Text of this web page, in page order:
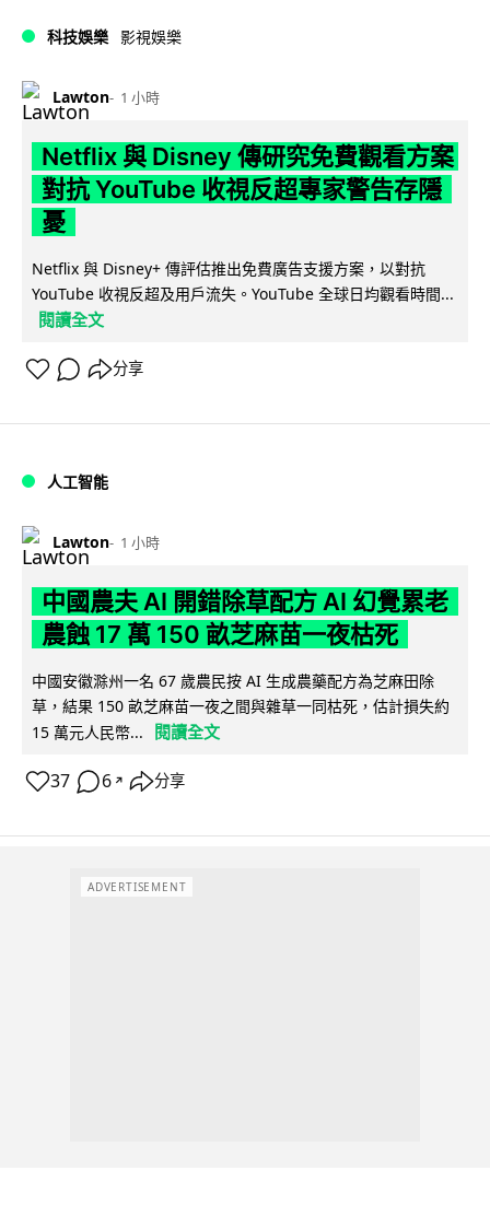
科技娛樂 影視娛樂
Lawton 1 小時
Netflix 與 Disney 傳研究免費觀看方案
對抗 YouTube 收視反超專家警告存隱
憂
Netflix 與 Disney+ 傳評估推出免費廣告支援方案，以對抗
YouTube 收視反超及用戶流失。YouTube 全球日均觀看時間...
閱讀全文
分享
人工智能
Lawton 1 小時
中國農夫 AI 開錯除草配方 AI 幻覺累老
農蝕 17 萬 150 畝芝麻苗一夜枯死
中國安徽滁州一名 67 歲農民按 AI 生成農藥配方為芝麻田除
草，結果 150 畝芝麻苗一夜之間與雜草一同枯死，估計損失約
15 萬元人民幣...
閱讀全文
37 6 ↗ 分享
ADVERTISEMENT